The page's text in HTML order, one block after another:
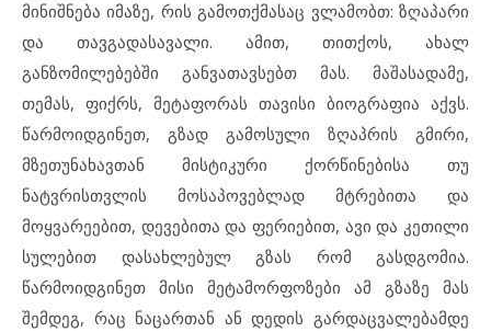
მინიშნება იმაზე, რის გამოთქმასაც ვლამობთ: ზღაპარი
და თავგადასავალი. ამით, თითქოს, ახალ
განზომილებებში განვათავსებთ მას. მაშასადამე,
თემას, ფიქრს, მეტაფორას თავისი ბიოგრაფია აქვს.
წარმოიდგინეთ, გზად გამოსული ზღაპრის გმირი,
მზეთუნახავთან მისტიკური ქორწინებისა თუ
ნატვრისთვლის მოსაპოვებლად მტრებითა და
მოყვარეებით, დევებითა და ფერიებით, ავი და კეთილი
სულებით დასახლებულ გზას რომ გასდგომია.
წარმოიდგინეთ მისი მეტამორფოზები ამ გზაზე მას
შემდეგ, რაც ნაცართან ან დედის გარდაცვალებამდე